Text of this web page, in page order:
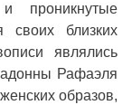
проникнутые
своих близких
являлись
Рафаэля
образов,